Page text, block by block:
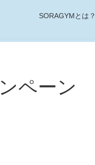
SORAGYMとは？
ペーン